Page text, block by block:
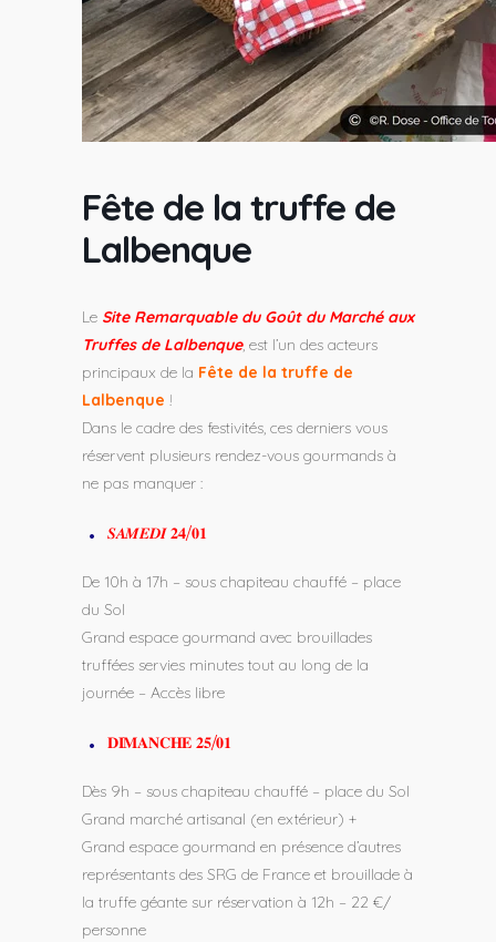
Fête de la truffe de
Lalbenque
Le Site Remarquable du Goût du Marché aux
Truffes de Lalbenque, est l’un des acteurs
principaux de la Fête de la truffe de
Lalbenque !
Dans le cadre des festivités, ces derniers vous
réservent plusieurs rendez-vous gourmands à
ne pas manquer :
𝑺𝑨𝑴𝑬𝑫𝑰 𝟐𝟒/𝟎𝟏
De 10h à 17h – sous chapiteau chauffé – place
du Sol
Grand espace gourmand avec brouillades
truffées servies minutes tout au long de la
journée – Accès libre
𝐃𝐈𝐌𝐀𝐍𝐂𝐇𝐄 𝟐𝟓/𝟎𝟏
Dès 9h – sous chapiteau chauffé – place du Sol
Grand marché artisanal (en extérieur) +
Grand espace gourmand en présence d’autres
représentants des SRG de France et brouillade à
la truffe géante sur réservation à 12h – 22 €/
personne